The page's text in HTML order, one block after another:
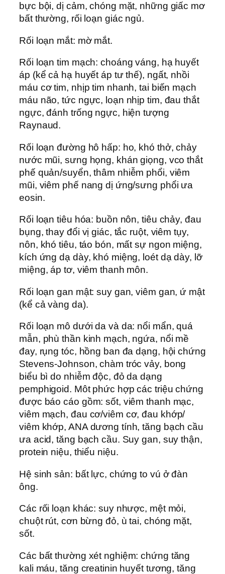
bực bội, dị cảm, chóng mặt, những giấc mơ
bất thường, rối loạn giác ngủ.
Rối loạn mắt: mờ mắt.
Rối loạn tim mạch: choáng váng, hạ huyết
áp (kể cả hạ huyết áp tư thế), ngất, nhồi
máu cơ tim, nhịp tim nhanh, tai biến mạch
máu não, tức ngực, loạn nhịp tim, đau thắt
ngực, đánh trống ngực, hiện tượng
Raynaud.
Rối loạn đường hô hấp: ho, khó thở, chảy
nước mũi, sưng họng, khán giọng, vco thắt
phế quản/suyển, thâm nhiễm phổi, viêm
mũi, viêm phế nang dị ứng/sưng phổi ưa
eosin.
Rối loạn tiêu hóa: buồn nôn, tiêu chảy, đau
bụng, thay đổi vị giác, tắc ruột, viêm tụy,
nôn, khó tiêu, táo bón, mất sự ngon miệng,
kích ứng dạ dày, khó miệng, loét dạ dày, lỡ
miệng, áp tơ, viêm thanh môn.
Rối loạn gan mật: suy gan, viêm gan, ứ mật
(kể cả vàng da).
Rối loạn mô dưới da và da: nổi mẩn, quá
mẫn, phù thần kinh mạch, ngứa, nổi mề
đay, rụng tóc, hồng ban đa dạng, hội chứng
Stevens-Johnson, chàm tróc vảy, bong
biểu bì do nhiễm độc, đỏ da dạng
pemphigoid. Môt phức hợp các triệu chứng
được báo cáo gồm: sốt, viêm thanh mạc,
viêm mạch, đau cơ/viêm cơ, đau khớp/
viêm khớp, ANA dương tính, tăng bạch cầu
ưa acid, tăng bạch cầu. Suy gan, suy thận,
protein niệu, thiểu niệu.
Hệ sinh sản: bất lực, chứng to vú ở đàn
ông.
Các rối loạn khác: suy nhược, mệt mỏi,
chuột rút, cơn bừng đỏ, ù tai, chóng mặt,
sốt.
Các bất thường xét nghiệm: chứng tăng
kali máu, tăng creatinin huyết tương, tăng